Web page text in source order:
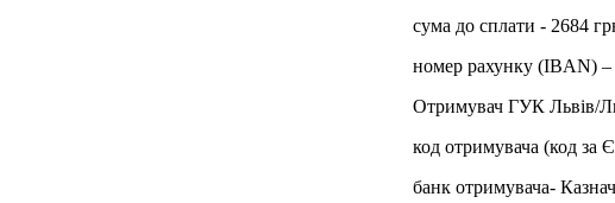
сума до сплати - 2684
номер рахунку (IBAN)
Отримувач ГУК Львiв/
код отримувача (код
банк отримувача-